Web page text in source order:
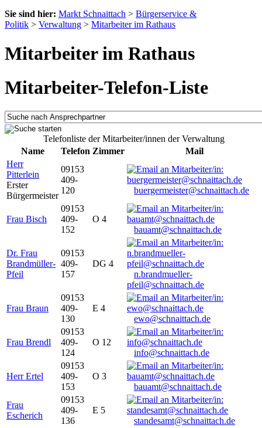
Sie sind hier: Markt Schnaittach > Bürgerservice &
Politik > Verwaltung > Mitarbeiter im Rathaus
Mitarbeiter im Rathaus
Mitarbeiter-Telefon-Liste
Telefonliste der Mitarbeiter/innen der Verwaltung
Name
Telefon Zimmer
Mail
Herr
Pitterlein
Erster
Bürgermeister
09153
409-
120
buergermeister@schnaittach.de
Frau Bisch
09153
409-
152
O 4
bauamt@schnaittach.de
Dr. Frau
Brandmüller-
Pfeil
09153
409-
157
DG 4
n.brandmueller-
pfeil@schnaittach.de
Frau Braun
09153
409-
130
E 4
ewo@schnaittach.de
Frau Brendl
09153
409-
124
O 12
info@schnaittach.de
Herr Ertel
09153
409-
153
O 3
bauamt@schnaittach.de
Frau
Escherich
09153
409-
136
E 5
standesamt@schnaittach.de